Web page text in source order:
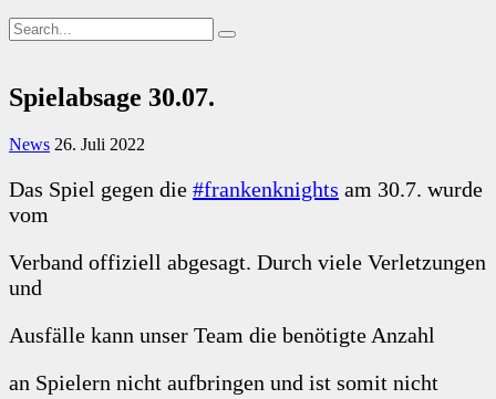
Spielabsage 30.07.
News 26. Juli 2022
Das Spiel gegen die #frankenknights am 30.7. wurde
vom
Verband offiziell abgesagt. Durch viele Verletzungen
und
Ausfälle kann unser Team die benötigte Anzahl
an Spielern nicht aufbringen und ist somit nicht